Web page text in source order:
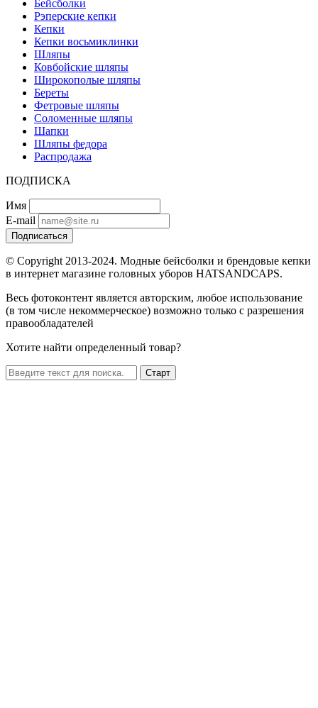
Бейсболки
Рэперские кепки
Кепки
Кепки восьмиклинки
Шляпы
Ковбойские шляпы
Широкополые шляпы
Береты
Фетровые шляпы
Соломенные шляпы
Шапки
Шляпы федора
Распродажа
ПОДПИСКА
Имя
E-mail
Подписаться
© Copyright 2013-2024. Модные бейсболки и брендовые кепки
в интернет магазине головных уборов HATSANDCAPS.
Весь фотоконтент является авторским, любое использование
(в том числе некоммерческое) возможно только с разрешения
правообладателей
Хотите найти определенный товар?
Старт